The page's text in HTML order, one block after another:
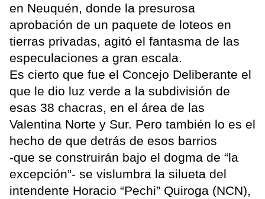
en Neuquén, donde la presurosa
aprobación de un paquete de loteos en
tierras privadas, agitó el fantasma de las
especulaciones a gran escala.
Es cierto que fue el Concejo Deliberante el
que le dio luz verde a la subdivisión de
esas 38 chacras, en el área de las
Valentina Norte y Sur. Pero también lo es el
hecho de que detrás de esos barrios
-que se construirán bajo el dogma de “la
excepción”- se vislumbra la silueta del
intendente Horacio “Pechi” Quiroga (NCN),